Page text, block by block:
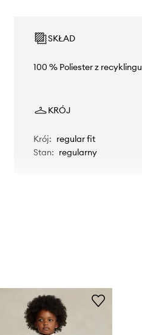
SKŁAD
100 % Poliester z recyklingu
KRÓJ
Krój: regular fit
Stan: regularny